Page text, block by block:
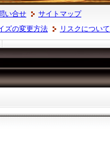
い合せ
サイトマップ
ズの変更方法
リスクについて